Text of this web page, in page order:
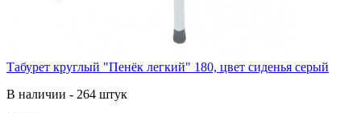
Табурет круглый "Пенёк легкий" 180, цвет сиденья серый
В наличии - 264 штук